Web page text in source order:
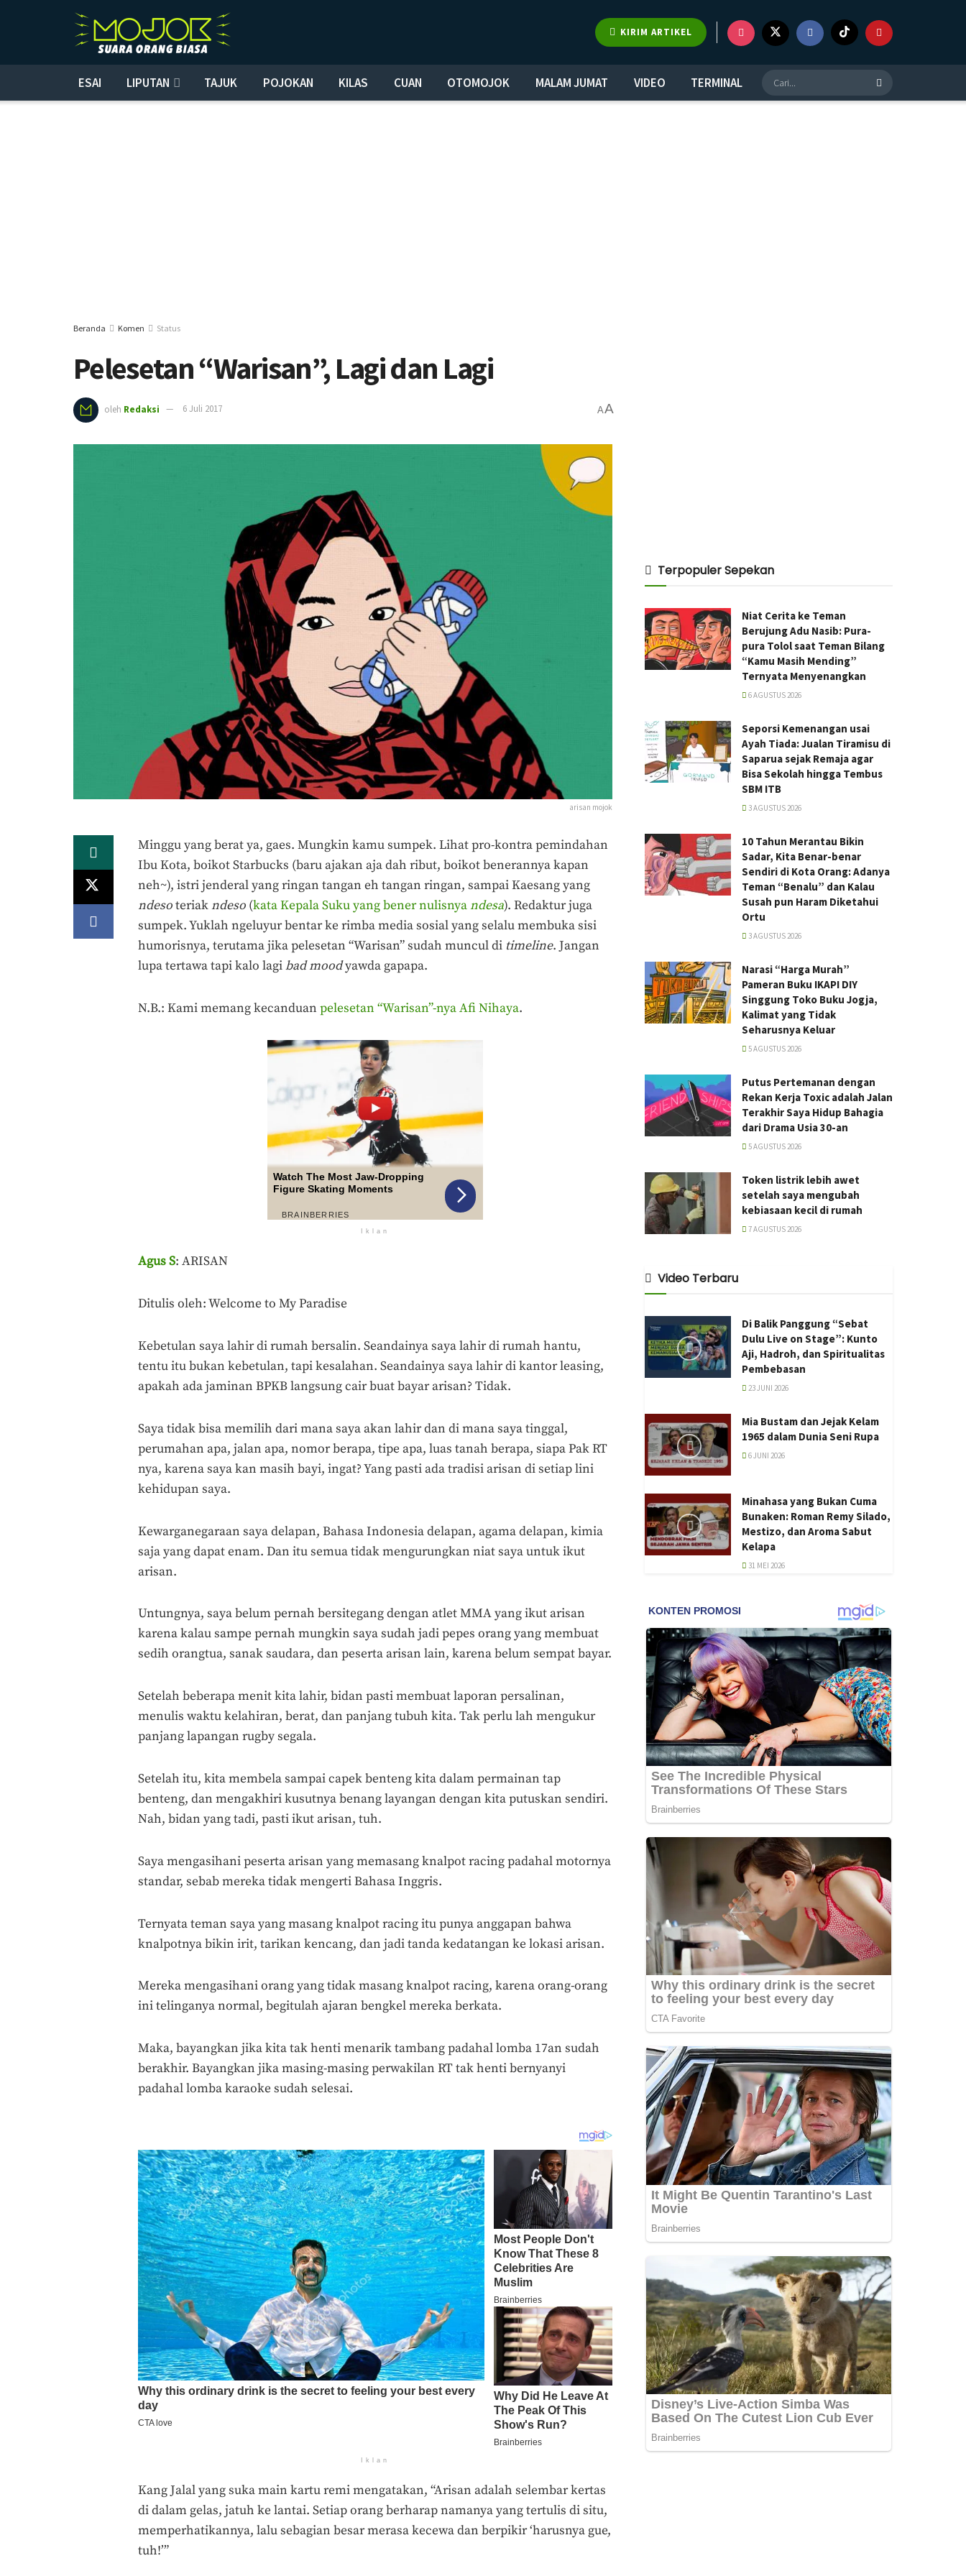
KIRIM ARTIKEL
ESAI LIPUTAN TAJUK POJOKAN KILAS CUAN OTOMOJOK MALAM JUMAT VIDEO TERMINAL
Beranda Komen Status
Pelesetan “Warisan”, Lagi dan Lagi
oleh Redaksi 6 Juli 2017 AA
arisan mojok
Minggu yang berat ya, gaes. Mungkin kamu sumpek. Lihat pro-kontra pemindahan
Ibu Kota, boikot Starbucks (baru ajakan aja dah ribut, boikot benerannya kapan
neh~), istri jenderal yang ringan tangan eh tangan ringan, sampai Kaesang yang
ndesoteriakndeso (kata Kepala Suku yang bener nulisnyandesa). Redaktur juga
sumpek. Yuklah ngeluyur bentar ke rimba media sosial yang selalu membuka sisi
humorisnya, terutama jika pelesetan “Warisan” sudah muncul di timeline. Jangan
lupa tertawa tapi kalo lagibad moodyawda gapapa.
N.B.: Kami memang kecanduan pelesetan “Warisan”-nya Afi Nihaya.
Iklan
Agus S: ARISAN
Ditulis oleh: Welcome to My Paradise
Kebetulan saya lahir di rumah bersalin. Seandainya saya lahir di rumah hantu,
tentu itu bukan kebetulan, tapi kesalahan. Seandainya saya lahir di kantor leasing,
apakah ada jaminan BPKB langsung cair buat bayar arisan? Tidak.
Saya tidak bisa memilih dari mana saya akan lahir dan di mana saya tinggal,
perumahan apa, jalan apa, nomor berapa, tipe apa, luas tanah berapa, siapa Pak RT
nya, karena saya kan masih bayi, ingat? Yang pasti ada tradisi arisan di setiap lini
kehidupan saya.
Kewarganegaraan saya delapan, Bahasa Indonesia delapan, agama delapan, kimia
saja yang dapat enam. Dan itu semua tidak mengurungkan niat saya untuk ikut
arisan.
Untungnya, saya belum pernah bersitegang dengan atlet MMA yang ikut arisan
karena kalau sampe pernah mungkin saya sudah jadi pepes orang yang membuat
sedih orangtua, sanak saudara, dan peserta arisan lain, karena belum sempat bayar.
Setelah beberapa menit kita lahir, bidan pasti membuat laporan persalinan,
menulis waktu kelahiran, berat, dan panjang tubuh kita. Tak perlu lah mengukur
panjang lapangan rugby segala.
Setelah itu, kita membela sampai capek benteng kita dalam permainan tap
benteng, dan mengakhiri kusutnya benang layangan dengan kita putuskan sendiri.
Nah, bidan yang tadi, pasti ikut arisan, tuh.
Saya mengasihani peserta arisan yang memasang knalpot racing padahal motornya
standar, sebab mereka tidak mengerti Bahasa Inggris.
Ternyata teman saya yang masang knalpot racing itu punya anggapan bahwa
knalpotnya bikin irit, tarikan kencang, dan jadi tanda kedatangan ke lokasi arisan.
Mereka mengasihani orang yang tidak masang knalpot racing, karena orang-orang
ini telinganya normal, begitulah ajaran bengkel mereka berkata.
Maka, bayangkan jika kita tak henti menarik tambang padahal lomba 17an sudah
berakhir. Bayangkan jika masing-masing perwakilan RT tak henti bernyanyi
padahal lomba karaoke sudah selesai.
Iklan
Kang Jalal yang suka main kartu remi mengatakan, “Arisan adalah selembar kertas
di dalam gelas, jatuh ke lantai. Setiap orang berharap namanya yang tertulis di situ,
memperhatikannya, lalu sebagian besar merasa kecewa dan berpikir ‘harusnya gue,
tuh!’”
Terpopuler Sepekan
Niat Cerita ke Teman
Berujung Adu Nasib: Pura-
pura Tolol saat Teman Bilang
“Kamu Masih Mending”
Ternyata Menyenangkan
6 AGUSTUS 2026
Seporsi Kemenangan usai
Ayah Tiada: Jualan Tiramisu di
Saparua sejak Remaja agar
Bisa Sekolah hingga Tembus
SBM ITB
3 AGUSTUS 2026
10 Tahun Merantau Bikin
Sadar, Kita Benar-benar
Sendiri di Kota Orang: Adanya
Teman “Benalu” dan Kalau
Susah pun Haram Diketahui
Ortu
3 AGUSTUS 2026
Narasi “Harga Murah”
Pameran Buku IKAPI DIY
Singgung Toko Buku Jogja,
Kalimat yang Tidak
Seharusnya Keluar
5 AGUSTUS 2026
Putus Pertemanan dengan
Rekan Kerja Toxic adalah Jalan
Terakhir Saya Hidup Bahagia
dari Drama Usia 30-an
5 AGUSTUS 2026
Token listrik lebih awet
setelah saya mengubah
kebiasaan kecil di rumah
7 AGUSTUS 2026
Video Terbaru
Di Balik Panggung “Sebat
Dulu Live on Stage”: Kunto
Aji, Hadroh, dan Spiritualitas
Pembebasan
23 JUNI 2026
Mia Bustam dan Jejak Kelam
1965 dalam Dunia Seni Rupa
6 JUNI 2026
Minahasa yang Bukan Cuma
Bunaken: Roman Remy Silado,
Mestizo, dan Aroma Sabut
Kelapa
31 MEI 2026